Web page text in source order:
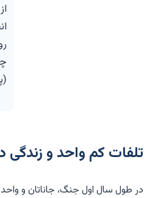
تلفات کم واحد و زندگی
در طول سال اول جنگ، جاناتان و